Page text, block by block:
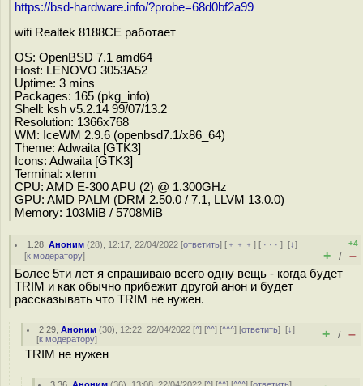
https://bsd-hardware.info/?probe=68d0bf2a99
wifi Realtek 8188CE работает
OS: OpenBSD 7.1 amd64
Host: LENOVO 3053A52
Uptime: 3 mins
Packages: 165 (pkg_info)
Shell: ksh v5.2.14 99/07/13.2
Resolution: 1366x768
WM: IceWM 2.9.6 (openbsd7.1/x86_64)
Theme: Adwaita [GTK3]
Icons: Adwaita [GTK3]
Terminal: xterm
CPU: AMD E-300 APU (2) @ 1.300GHz
GPU: AMD PALM (DRM 2.50.0 / 7.1, LLVM 13.0.0)
Memory: 103MiB / 5708MiB
1.28 ,Аноним (28), 12:17, 22/04/2022 [ответить] [ ﹢﹢﹢] [ · · ·][↓]
[к модератору]
+4
+ / –
Более 5ти лет я спрашиваю всего одну вещь - когда будет
TRIM и как обычно прибежит другой анон и будет
рассказывать что TRIM не нужен.
2.29 ,Аноним (30), 12:22, 22/04/2022 [^] [^^] [^^^] [ответить][↓]
[к модератору] + / –
TRIM не нужен